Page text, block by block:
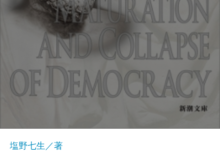
塩野七生／著